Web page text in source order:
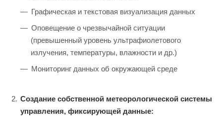
Графическая и текстовая визуализация данных
Оповещение о чрезвычайной ситуации
(превышенный уровень ультрафиолетового
излучения, температуры, влажности и др.)
Мониторинг данных об окружающей среде
Создание собственной метеорологической системы
управления, фиксирующей данные: